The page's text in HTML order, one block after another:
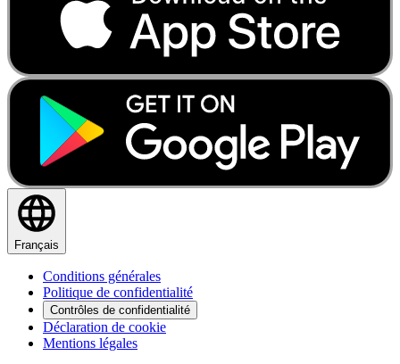
Français
Conditions générales
Politique de confidentialité
Contrôles de confidentialité
Déclaration de cookie
Mentions légales